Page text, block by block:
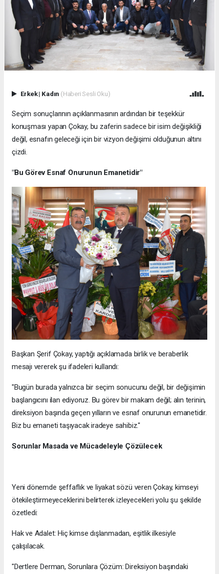
Erkek| Kadın (Haberi Sesli Oku)
Seçim sonuçlarının açıklanmasının ardından bir teşekkür
konuşması yapan Çokay, bu zaferin sadece bir isim değişikliği
değil, esnafın geleceği için bir vizyon değişimi olduğunun altını
çizdi.
"Bu Görev Esnaf Onurunun Emanetidir"
Başkan Şerif Çokay, yaptığı açıklamada birlik ve beraberlik
mesajı vererek şu ifadeleri kullandı:
"Bugün burada yalnızca bir seçim sonucunu değil, bir değişimin
başlangıcını ilan ediyoruz. Bu görev bir makam değil; alın terinin,
direksiyon başında geçen yılların ve esnaf onurunun emanetidir.
Biz bu emaneti taşıyacak iradeye sahibiz."
Sorunlar Masada ve Mücadeleyle Çözülecek
Yeni dönemde şeffaflık ve liyakat sözü veren Çokay, kimseyi
ötekileştirmeyeceklerini belirterek izleyecekleri yolu şu şekilde
özetledi:
Hak ve Adalet: Hiç kimse dışlanmadan, eşitlik ilkesiyle
çalışılacak.
"Dertlere Derman, Sorunlara Çözüm: Direksiyon başındaki